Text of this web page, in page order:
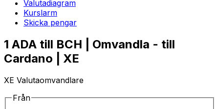
Valutadiagram
Kurslarm
Skicka pengar
1 ADA till BCH | Omvandla - till
Cardano | XE
XE Valutaomvandlare
Från